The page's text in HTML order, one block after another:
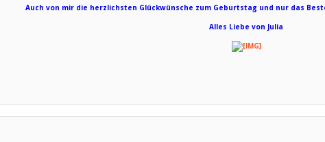
Auch von mir die herzlichsten Glückwünsche zum Geburtstag und nur das
Alles Liebe von Julia